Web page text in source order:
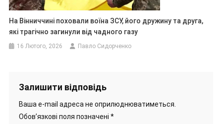
На Вінниччині поховали воїна ЗСУ, його дружину та друга,
які трагічно загинули від чадного газу
16 Лютого, 2026 Павло Сидорченко
Залишити відповідь
Ваша e-mail адреса не оприлюднюватиметься.
Обов’язкові поля позначені *